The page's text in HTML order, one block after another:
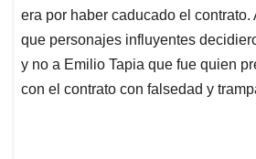
era por haber caducado el contrato.
que personajes influyentes
y no a Emilio Tapia que fue quien
con el contrato con falsedad y